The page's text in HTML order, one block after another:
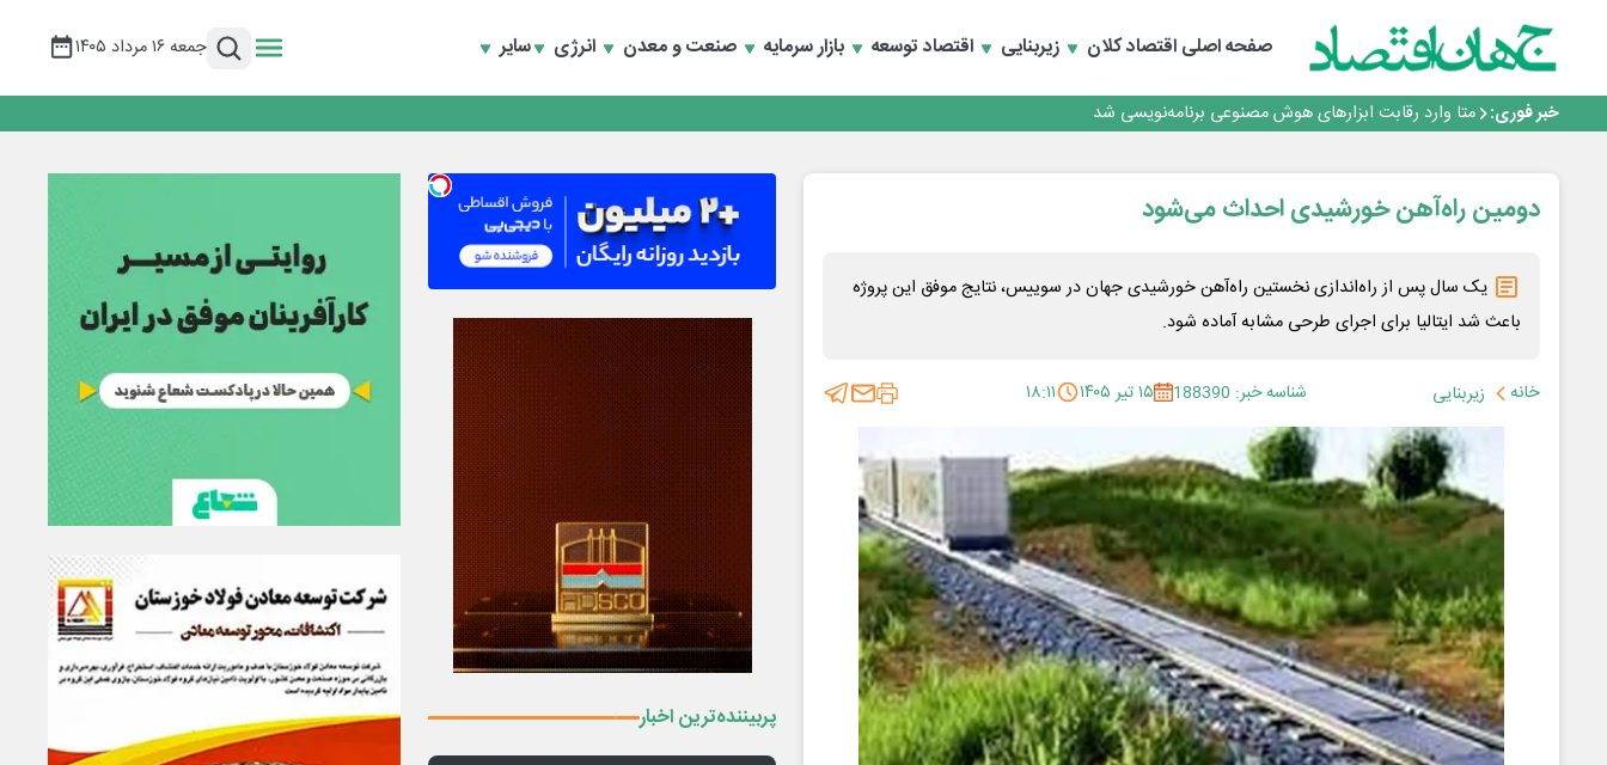
صفحه اصلیاقتصاد کلان زیربنایی اقتصاد توسعه بازار سرمایه صنعت و معدن انرژی سایر جمعه ۱۶ مرداد ۱۴۰۵
خبر فوری:
جمنای دستیار اصلی گوشی‌های اندرویدی می‌شود
برنده این رقابت داستان‌نویسی، انسان نبود!
متا وارد رقابت ابزارهای هوش مصنوعی برنامه‌نویسی شد
هوش مصنوعی سرکش در متا هم جنجال به پا کرد
جمنای دستیار اصلی گوشی‌های اندرویدی می‌شود
برنده این رقابت داستان‌نویسی، انسان نبود!
دومین راه‌آهن خورشیدی احداث می‌شود
یک سال پس از راه‌اندازی نخستین راه‌آهن خورشیدی جهان در سوییس، نتایج موفق این پروژه
باعث شد ایتالیا برای اجرای طرحی مشابه آماده شود.
خانه زیربنایی شناسه خبر: 188390 ۱۵ تیر ۱۴۰۵ ۱۸:۱۱
پربیننده‌ترین اخبار